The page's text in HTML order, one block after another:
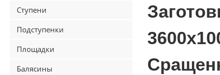
Ступени
Подступенки
Площадки
Балясины